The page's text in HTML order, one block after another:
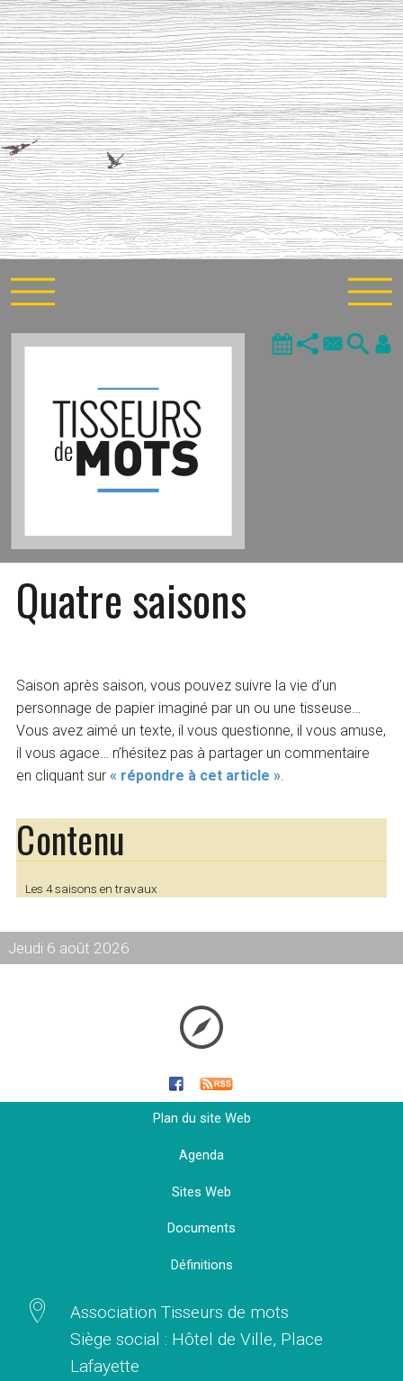
Quatre saisons
Saison après saison, vous pouvez suivre la vie d’un
personnage de papier imaginé par un ou une tisseuse…
Vous avez aimé un texte, il vous questionne, il vous amuse,
il vous agace… n’hésitez pas à partager un commentaire
en cliquant sur« répondre à cet article »
Contenu
Les 4 saisons en travaux
Jeudi 6 août 2026
Plan du site Web
Agenda
Sites Web
Documents
Définitions
Association Tisseurs de mots
Siège social : Hôtel de Ville, Place
Lafayette